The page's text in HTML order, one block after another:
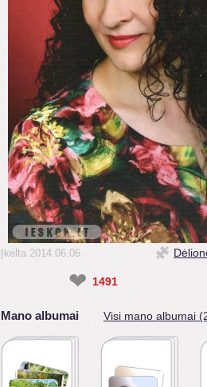
Įkelta 2014.06.06
❤ 1491
Mano albumai Visi mano albumai